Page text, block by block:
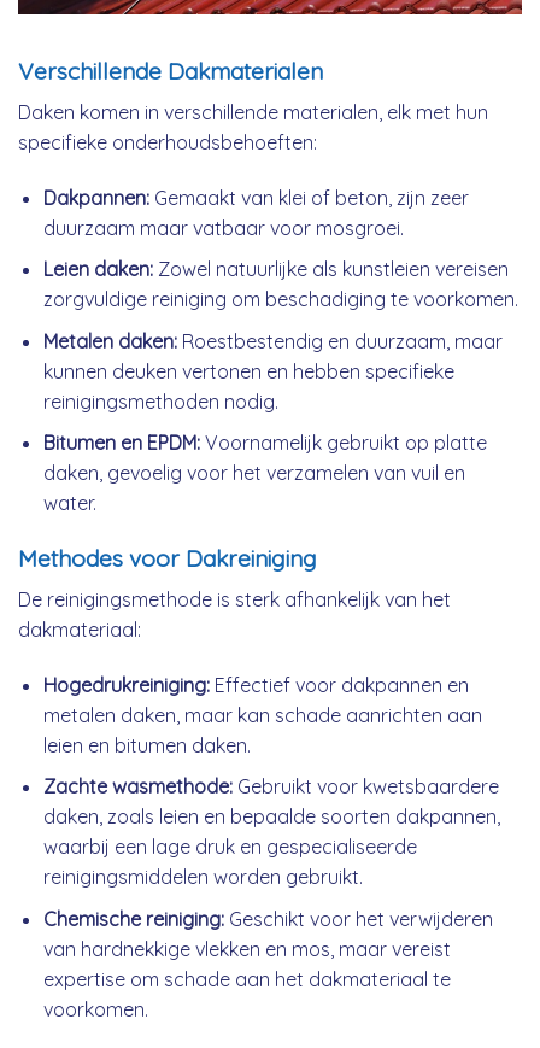
Verschillende Dakmaterialen
Daken komen in verschillende materialen, elk met hun
specifieke onderhoudsbehoeften:
Dakpannen:Gemaakt van klei of beton, zijn zeer
duurzaam maar vatbaar voor mosgroei.
Leien daken:Zowel natuurlijke als kunstleien vereisen
zorgvuldige reiniging om beschadiging te voorkomen.
Metalen daken:Roestbestendig en duurzaam, maar
kunnen deuken vertonen en hebben specifieke
reinigingsmethoden nodig.
Bitumen en EPDM:Voornamelijk gebruikt op platte
daken, gevoelig voor het verzamelen van vuil en
water.
Methodes voor Dakreiniging
De reinigingsmethode is sterk afhankelijk van het
dakmateriaal:
Hogedrukreiniging:Effectief voor dakpannen en
metalen daken, maar kan schade aanrichten aan
leien en bitumen daken.
Zachte wasmethode:Gebruikt voor kwetsbaardere
daken, zoals leien en bepaalde soorten dakpannen,
waarbij een lage druk en gespecialiseerde
reinigingsmiddelen worden gebruikt.
Chemische reiniging:Geschikt voor het verwijderen
van hardnekkige vlekken en mos, maar vereist
expertise om schade aan het dakmateriaal te
voorkomen.